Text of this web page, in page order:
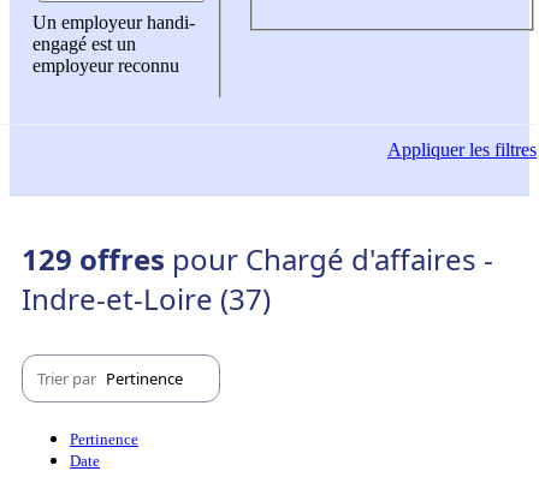
Un employeur handi-
engagé est un
employeur reconnu
Appliquerles filtres
129 offres pour Chargé d'affaires -
Indre-et-Loire (37)
Trier par Pertinence
Pertinence
Date